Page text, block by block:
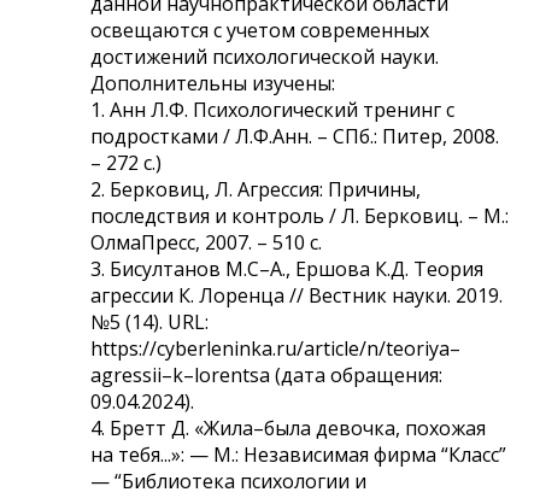
освещаются с учетом современных
достижений психологической науки.
Дополнительны изучены:
1. Анн Л.Ф. Психологический тренинг с
подростками / Л.Ф.Анн. – СПб.: Питер, 2008.
– 272 с.)
2. Берковиц, Л. Агрессия: Причины,
последствия и контроль / Л. Берковиц. – М.:
ОлмаПресс, 2007. – 510 с.
3. Бисултанов М.С–А., Ершова К.Д. Теория
агрессии К. Лоренца // Вестник науки. 2019.
№5 (14). URL:
https://cyberleninka.ru/article/n/teoriya–
agressii–k–lorentsa (дата обращения:
09.04.2024).
4. Бретт Д. «Жила–была девочка, похожая
на тебя...»: — М.: Независимая фирма “Класс”
— “Библиотека психологии и